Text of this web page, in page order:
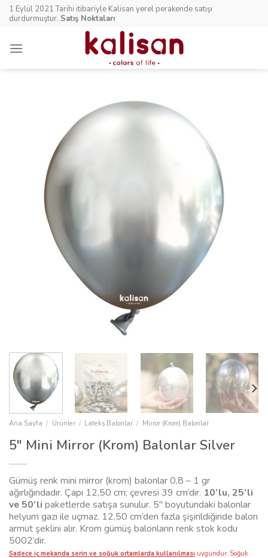
Skip1 Eylül 2021 Tarihi itibariyle Kalisan yerel perakende satışı
durdurmuştur. Satış Noktaları
Ana Sayfa / Ürünler / Lateks Balonlar / Mirror (Krom) Balonlar
5″ Mini Mirror (Krom) Balonlar Silver
Gümüş renk mini mirror (krom) balonlar 0,8 – 1 gr
ağırlığındadır. Çapı 12,50 cm; çevresi 39 cm’dir. 10’lu, 25’li
ve 50’li paketlerde satışa sunulur. 5″ boyutundaki balonlar
helyum gazı ile uçmaz. 12,50 cm’den fazla şişirildiğinde balon
armut şeklini alır. Krom gümüş balonların renk stok kodu
5002’dir.
Sadece iç mekanda serin ve soğuk ortamlarda kullanılması uygundur. Soğuk